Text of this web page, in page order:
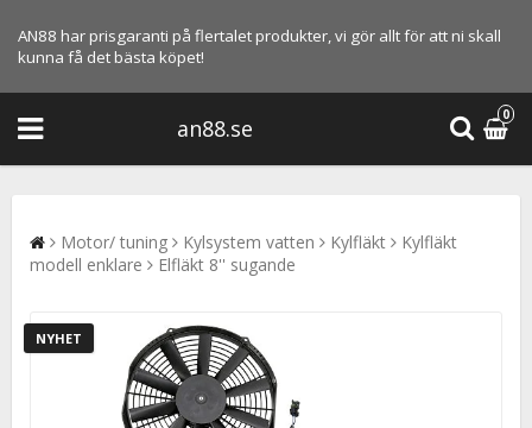
AN88 har prisgaranti på flertalet produkter, vi gör allt för att ni skall
kunna få det bästa köpet!
an88.se
0
Motor/ tuning Kylsystem vatten Kylfläkt
Kylfläkt
modell enklare
Elfläkt 8'' sugande
NYHET